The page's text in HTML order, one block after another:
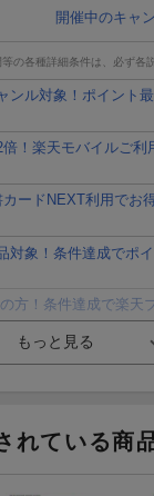
開催中のキャ
の各種詳細条件は、必ず各
ンル対象！ポイント
！楽天モバイルご利
カードNEXT利用でお
対象！条件達成でポ
方！条件達成で楽天
れている商